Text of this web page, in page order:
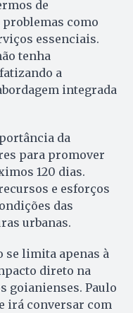
de
como
essenciais.
tenha
a
integrada
da
para promover
120 dias.
e esforços
das
urbanas.
se limita apenas à
direto na
goianienses. Paulo
irá conversar com